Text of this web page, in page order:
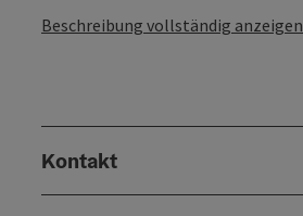
Beschreibung vollständig anzeigen
Kontakt